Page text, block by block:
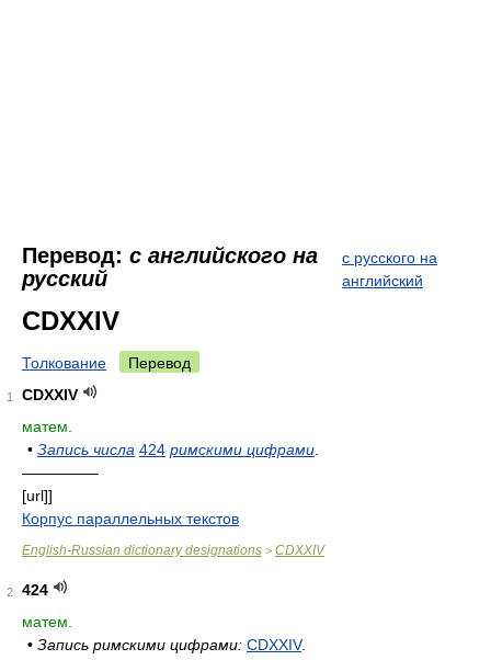
Перевод: с английского на
русский
с русского на
английский
CDXXIV
Толкование Перевод
1
CDXXIV
матем.
• Запись числа 424 римскими цифрами
—————
[url]]
Корпус параллельных текстов
English-Russian dictionary designations > CDXXIV
2
424
матем.
• Запись римскими цифрами: CDXXIV.